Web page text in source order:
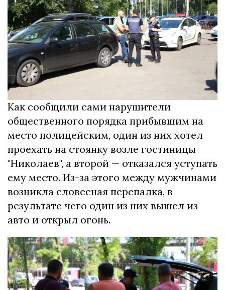
Как сообщили сами нарушители
общественного порядка прибывшим на
место полицейским, один из них хотел
проехать на стоянку возле гостиницы
"Николаев", а второй — отказался уступать
ему место. Из-за этого между мужчинами
возникла словесная перепалка, в
результате чего один из них вышел из
авто и открыл огонь.